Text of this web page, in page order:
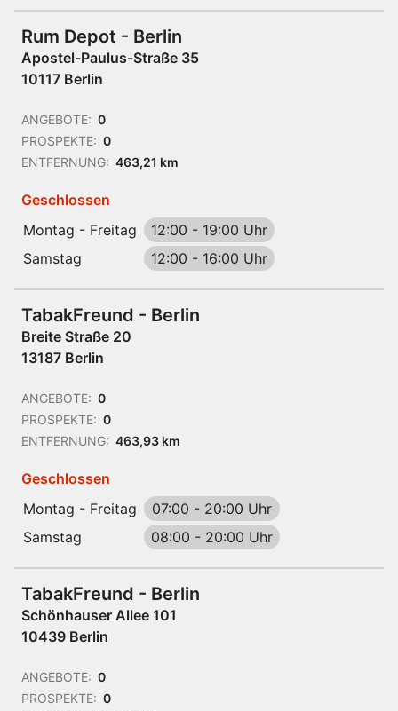
Rum Depot - Berlin
Apostel-Paulus-Straße 35
10117 Berlin
ANGEBOTE: 0
PROSPEKTE: 0
ENTFERNUNG: 463,21 km
Geschlossen
Montag - Freitag
12:00 - 19:00 Uhr
Samstag
12:00 - 16:00 Uhr
TabakFreund - Berlin
Breite Straße 20
13187 Berlin
ANGEBOTE: 0
PROSPEKTE: 0
ENTFERNUNG: 463,93 km
Geschlossen
Montag - Freitag
07:00 - 20:00 Uhr
Samstag
08:00 - 20:00 Uhr
TabakFreund - Berlin
Schönhauser Allee 101
10439 Berlin
ANGEBOTE: 0
PROSPEKTE: 0